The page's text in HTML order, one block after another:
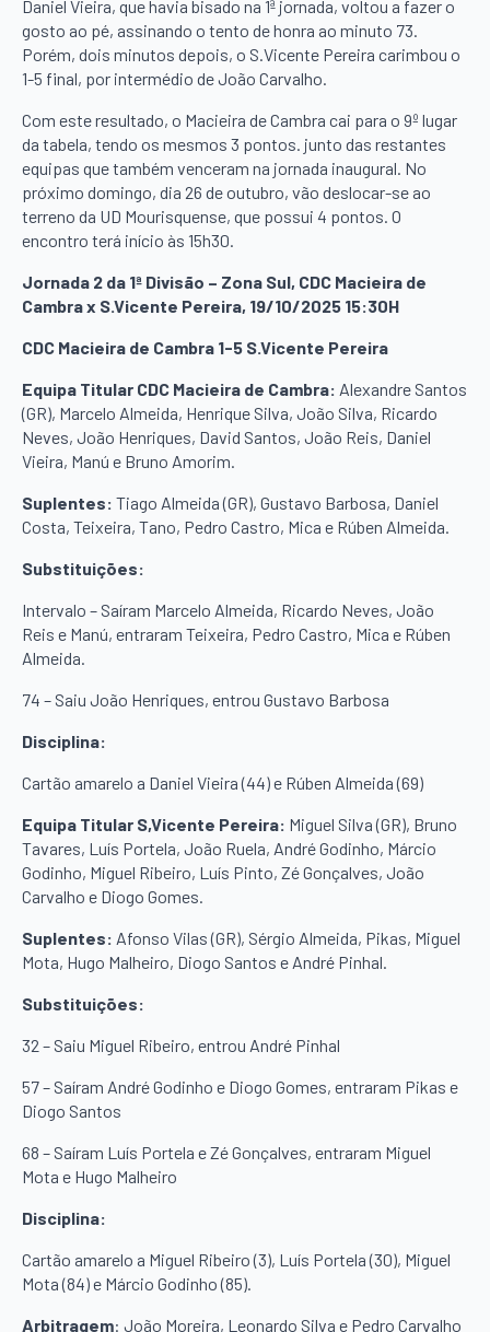
Daniel Vieira, que havia bisado na 1ª jornada, voltou a fazer o
gosto ao pé, assinando o tento de honra ao minuto 73.
Porém, dois minutos depois, o S.Vicente Pereira carimbou o
1-5 final, por intermédio de João Carvalho.
Com este resultado, o Macieira de Cambra cai para o 9º lugar
da tabela, tendo os mesmos 3 pontos. junto das restantes
equipas que também venceram na jornada inaugural. No
próximo domingo, dia 26 de outubro, vão deslocar-se ao
terreno da UD Mourisquense, que possui 4 pontos. O
encontro terá início às 15h30.
Jornada 2 da 1ª Divisão – Zona Sul, CDC Macieira de
Cambra x S.Vicente Pereira, 19/10/2025 15:30H
CDC Macieira de Cambra 1-5 S.Vicente Pereira
Equipa Titular CDC Macieira de Cambra: Alexandre Santos
(GR), Marcelo Almeida, Henrique Silva, João Silva, Ricardo
Neves, João Henriques, David Santos, João Reis, Daniel
Vieira, Manú e Bruno Amorim.
Suplentes: Tiago Almeida (GR), Gustavo Barbosa, Daniel
Costa, Teixeira, Tano, Pedro Castro, Mica e Rúben Almeida.
Substituições:
Intervalo – Saíram Marcelo Almeida, Ricardo Neves, João
Reis e Manú, entraram Teixeira, Pedro Castro, Mica e Rúben
Almeida.
74 – Saiu João Henriques, entrou Gustavo Barbosa
Disciplina:
Cartão amarelo a Daniel Vieira (44) e Rúben Almeida (69)
Equipa Titular S,Vicente Pereira: Miguel Silva (GR), Bruno
Tavares, Luís Portela, João Ruela, André Godinho, Márcio
Godinho, Miguel Ribeiro, Luís Pinto, Zé Gonçalves, João
Carvalho e Diogo Gomes.
Suplentes: Afonso Vilas (GR), Sérgio Almeida, Pikas, Miguel
Mota, Hugo Malheiro, Diogo Santos e André Pinhal.
Substituições:
32 – Saiu Miguel Ribeiro, entrou André Pinhal
57 – Saíram André Godinho e Diogo Gomes, entraram Pikas e
Diogo Santos
68 – Saíram Luís Portela e Zé Gonçalves, entraram Miguel
Mota e Hugo Malheiro
Disciplina:
Cartão amarelo a Miguel Ribeiro (3), Luís Portela (30), Miguel
Mota (84) e Márcio Godinho (85).
Arbitragem: João Moreira, Leonardo Silva e Pedro Carvalho